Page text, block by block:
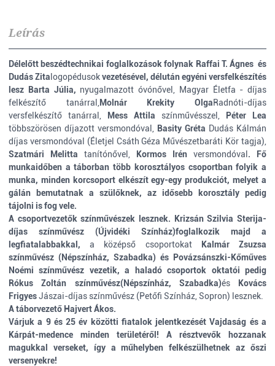
Leírás
Délelőtt beszédtechnikai foglalkozások folynak Raffai T. Ágnes és
Dudás Zita logopédusokvezetésével, délután egyéni versfelkészítés
lesz
Barta Júlia, nyugalmazott óvónővel, Magyar Életfa - díjas
felkészítő tanárral,
Molnár Krekity OlgaRadnóti-díjas
versfelkészítő tanárral,
Mess Attila színművésszel,
Péter Lea
többszörösen díjazott versmondóval,
Basity Gréta Dudás Kálmán
díjas versmondóval (Életjel Csáth Géza Művészetbaráti Kör tagja),
Szatmári Melitta tanítónővel, Kormos Irén versmondóval . Fő
munkaidőben a táborban több korosztályos csoportban folyik a
munka, minden korcsoport elkészít egy-egy produkciót, melyet a
gálán bemutatnak a szülőknek, az idősebb korosztály pedig
tájolni is fog vele.
A csoportvezetőkszínművészek lesznek. Krizsán SzilviaSterija-
díjas színművész (Újvidéki Színház)foglalkozik majd a
legfiatalabbakkal, a középső csoportokat
Kalmár Zsuzsa
színművész (Népszínház, Szabadka) és
Povázsánszki-Kőműves
Noémi színművész vezetik, a haladó csoportok oktatói pedig
Rókus Zoltán színművész(Népszínház, Szabadka)és
Kovács
FrigyesJászai-díjas színművész (Petőfi Színház, Sopron) lesznek.
A táborvezető Hajvert Ákos.
Várjuk a 9 és 25 év közötti fiatalok jelentkezését Vajdaság és a
Kárpát-medence minden területéről! A résztvevők hozzanak
magukkal verseket, így a műhelyben felkészülhetnek az őszi
versenyekre!